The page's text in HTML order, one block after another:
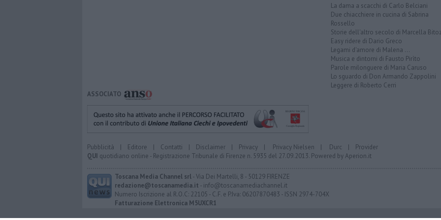
La dama a scacchi di Carlo Belciani
Due chiacchiere in cucina di Sabrina
Rossello
Storie dell'altro secolo di Marcella
Easy ridere di Dario Greco
Legami d'amore di Malena ...
Musica e dintorni di Fausto Pirìto
Parole milonguere di Maria Caruso
Lo sguardo di Don Armando Zappolini
Leggere di Roberto Cerri
ASSOCIATO
Pubblicità | Editore | Contatti | Disclaimer | Privacy | Privacy Nielsen | Durc | Provider
QUI quotidiano online - Registrazione Tribunale di Firenze n. 5935 del 27.09.2013. Powered byAperion.it
Toscana Media Channel srl- Via Dei Martelli, 8 - 50129 FIRENZE
redazione@toscanamedia.it - info@toscanamediachannel.it
Numero Iscrizione al R.O.C: 22105 - C.F. e P.Iva: 06207870483 - ISSN 2974-704X
Fatturazione Elettronica M5UXCR1